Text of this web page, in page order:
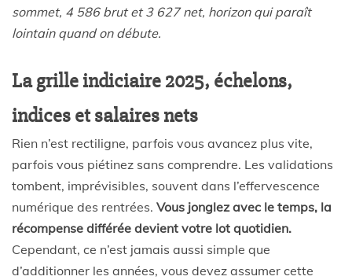
sommet, 4 586 brut et 3 627 net, horizon qui paraît
lointain quand on débute.
La grille indiciaire 2025, échelons,
indices et salaires nets
Rien n’est rectiligne, parfois vous avancez plus vite,
parfois vous piétinez sans comprendre. Les validations
tombent, imprévisibles, souvent dans l’effervescence
numérique des rentrées. Vous jonglez avec le temps, la
récompense différée devient votre lot quotidien.
Cependant, ce n’est jamais aussi simple que
d’additionner les années, vous devez assumer cette